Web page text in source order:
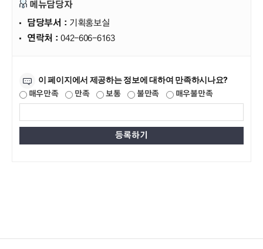
메뉴담당자
담당부서 : 기획홍보실
연락처 :042-606-6163
이 페이지에서 제공하는 정보에 대하여 만족하시나요?
매우만족 만족 보통 불만족 매우불만족